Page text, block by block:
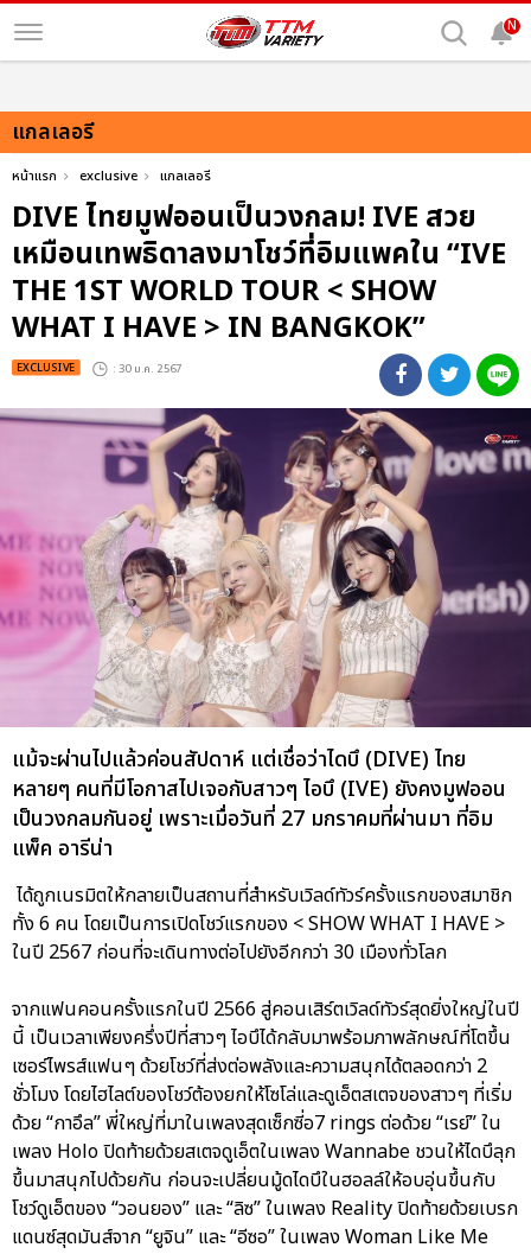
N
แกลเลอรี
หน้าแรก exclusive แกลเลอรี
DIVE ไทยมูฟออนเป็นวงกลม! IVE สวย
เหมือนเทพธิดาลงมาโชว์ที่อิมแพคใน “IVE
THE 1ST WORLD TOUR < SHOW
WHAT I HAVE > IN BANGKOK”
EXCLUSIVE : 30 ม.ค. 2567
แม้จะผ่านไปแล้วค่อนสัปดาห์ แต่เชื่อว่าไดบึ (DIVE) ไทย
หลายๆ คนที่มีโอกาสไปเจอกับสาวๆ ไอบึ (IVE) ยังคงมูฟออน
เป็นวงกลมกันอยู่ เพราะเมื่อวันที่ 27 มกราคมที่ผ่านมา ที่อิม
แพ็ค อารีน่า
ได้ถูกเนรมิตให้กลายเป็นสถานที่สำหรับเวิลด์ทัวร์ครั้งแรกของสมาชิก
ทั้ง 6 คน โดยเป็นการเปิดโชว์แรกของ < SHOW WHAT I HAVE >
ในปี 2567 ก่อนที่จะเดินทางต่อไปยังอีกกว่า 30 เมืองทั่วโลก
จากแฟนคอนครั้งแรกในปี 2566 สู่คอนเสิร์ตเวิลด์ทัวร์สุดยิ่งใหญ่ในปี
นี้ เป็นเวลาเพียงครึ่งปีที่สาวๆ ไอบึได้กลับมาพร้อมภาพลักษณ์ที่โตขึ้น
เซอร์ไพรส์แฟนๆ ด้วยโชว์ที่ส่งต่อพลังและความสนุกได้ตลอดกว่า 2
ชั่วโมง โดยไฮไลต์ของโชว์ต้องยกให้โซโล่และดูเอ็ตสเตจของสาวๆ ที่เริ่ม
ด้วย “กาอึล” พี่ใหญ่ที่มาในเพลงสุดเซ็กซี่อ7 rings ต่อด้วย “เรย์” ใน
เพลง Holo ปิดท้ายด้วยสเตจดูเอ็ตในเพลง Wannabe ชวนให้ไดบึลุก
ขึ้นมาสนุกไปด้วยกัน ก่อนจะเปลี่ยนมู้ดไดบึในฮอลล์ให้อบอุ่นขึ้นกับ
โชว์ดูเอ็ตของ “วอนยอง” และ “ลิซ” ในเพลง Reality ปิดท้ายด้วยเบรก
แดนซ์สุดมันส์จาก “ยูจิน” และ “อีซอ” ในเพลง Woman Like Me